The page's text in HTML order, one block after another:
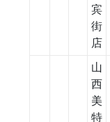
宾
街
店
山
西
美
特